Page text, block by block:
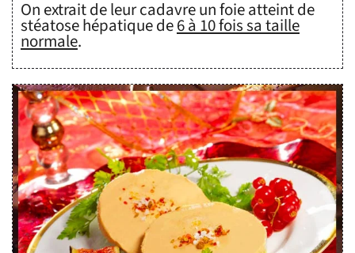
On extrait de leur cadavre un foie atteint de
stéatose hépatique de6 à 10 fois sa taille
normale.